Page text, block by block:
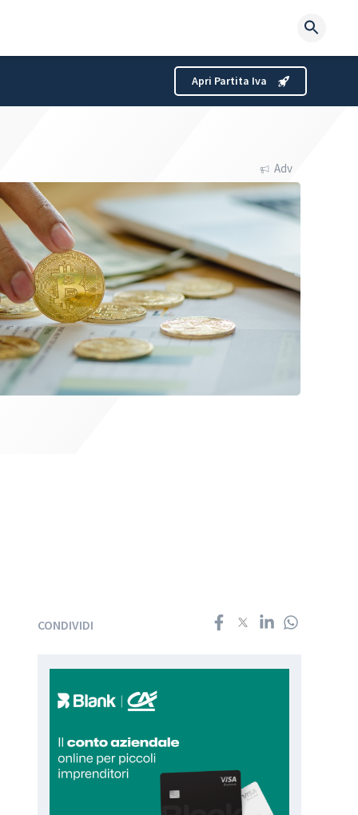
Apri Partita Iva
Adv
CONDIVIDI